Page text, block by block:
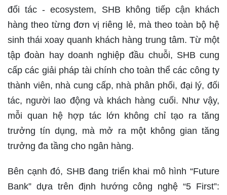
đối tác - ecosystem, SHB không tiếp cận khách
hàng theo từng đơn vị riêng lẻ, mà theo toàn bộ hệ
sinh thái xoay quanh khách hàng trung tâm. Từ một
tập đoàn hay doanh nghiệp đầu chuỗi, SHB cung
cấp các giải pháp tài chính cho toàn thể các công ty
thành viên, nhà cung cấp, nhà phân phối, đại lý, đối
tác, người lao động và khách hàng cuối. Như vậy,
mỗi quan hệ hợp tác lớn không chỉ tạo ra tăng
trưởng tín dụng, mà mở ra một không gian tăng
trưởng đa tầng cho ngân hàng.
Bên cạnh đó, SHB đang triển khai mô hình “Future
Bank” dựa trên định hướng công nghệ “5 First”: